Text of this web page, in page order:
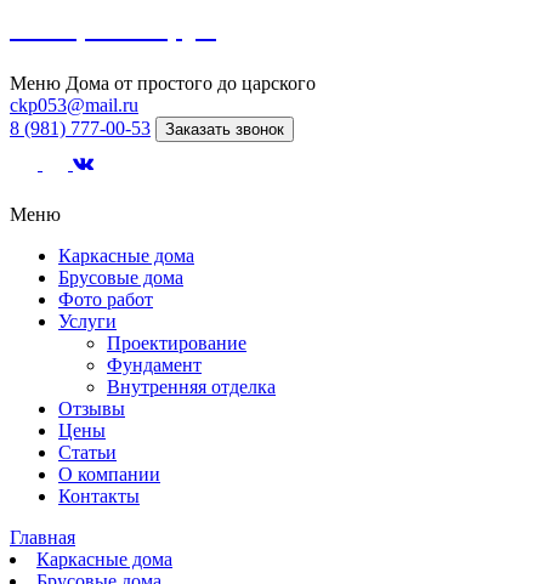
Меню Дома от простого до царского
ckp053@mail.ru
8 (981) 777-00-53
Заказать звонок
Меню
Каркасные дома
Брусовые дома
Фото работ
Услуги
Проектирование
Фундамент
Внутренняя отделка
Отзывы
Цены
Статьи
О компании
Контакты
Главная
Каркасные дома